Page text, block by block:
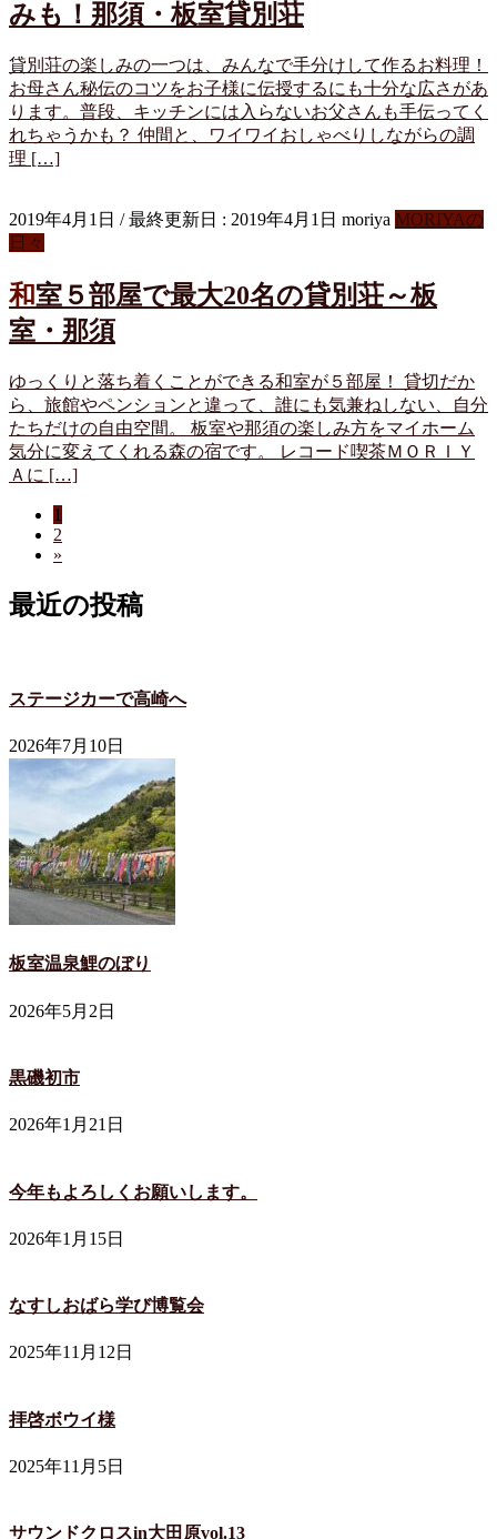
みも！那須・板室貸別荘
貸別荘の楽しみの一つは、みんなで手分けして作るお料理！
お母さん秘伝のコツをお子様に伝授するにも十分な広さがあ
ります。普段、キッチンには入らないお父さんも手伝ってく
れちゃうかも？ 仲間と、ワイワイおしゃべりしながらの調
理 […]
2019年4月1日 / 最終更新日 : 2019年4月1日 moriya MORIYAの
日々
和室５部屋で最大20名の貸別荘～板
室・那須
ゆっくりと落ち着くことができる和室が５部屋！ 貸切だか
ら、旅館やペンションと違って、誰にも気兼ねしない、自分
たちだけの自由空間。 板室や那須の楽しみ方をマイホーム
気分に変えてくれる森の宿です。 レコード喫茶ＭＯＲＩＹ
Ａに […]
の
ジ
送
り
ペ
ー
ジ
1
ペ
ー
2
»
最近の投稿
ステージカーで高崎へ
2026年7月10日
板室温泉鯉のぼり
2026年5月2日
黒磯初市
2026年1月21日
今年もよろしくお願いします。
2026年1月15日
なすしおばら学び博覧会
2025年11月12日
拝啓ボウイ様
2025年11月5日
サウンドクロスin大田原vol.13